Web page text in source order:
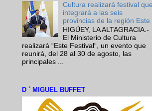
Cultura realizará festival que
integrará a las seis
provincias de la región Este
HIGÜEY, LA ALTAGRACIA.-
El Ministerio de Cultura
realizará “Este Festival“, un evento que
reunirá, del 28 al 30 de agosto, las
principales ...
D ´ MIGUEL BUFFET